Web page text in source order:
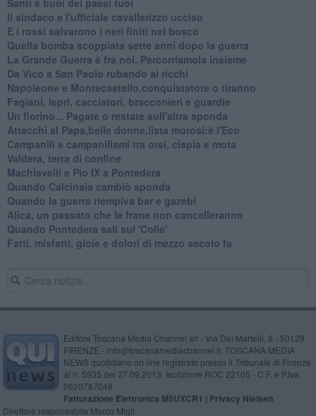
​Il sindaco e l'ufficiale cavallerizzo ucciso
​E i rossi salvarono i neri finiti nel bosco
​Quella bomba scoppiata sette anni dopo la guerra
La Grande Guerra è fra noi. Percorriamola insieme
Da Vico a San Paolo rubando ai ricchi
​Napoleone e Montecastello,conquistatore o tiranno
Fagiani, lepri, cacciatori, bracconieri e guardie
​Un fiorino... Pagate o restate sull'altra sponda
Attacchi al Papa,belle donne,lista morosi:è l'Eco
​Campanili e campanilismi tra orsi, cispia e mota
​Valdera, terra di confine
Machiavelli e Pio IX a Pontedera
​Quando Calcinaia cambiò sponda
Quando la guerra riempiva bar e gazebi
​Alica, un passato che le frane non cancelleranno
​Quando Pontedera salì sul 'Colle'
Fatti, misfatti, gioie e dolori di mezzo secolo fa
Editore Toscana Media Channel srl - Via Dei Martelli, 8 - 50129
FIRENZE - info@toscanamediachannel.it. TOSCANA MEDIA
NEWS quotidiano on line registrato presso il Tribunale di Firenze
al n. 5935 del 27.09.2013. Iscrizione ROC 22105 - C.F. e P.Iva
0620787048
Fatturazione Elettronica M5UXCR1 | Privacy Nielsen
Direttore responsabile Marco Migli